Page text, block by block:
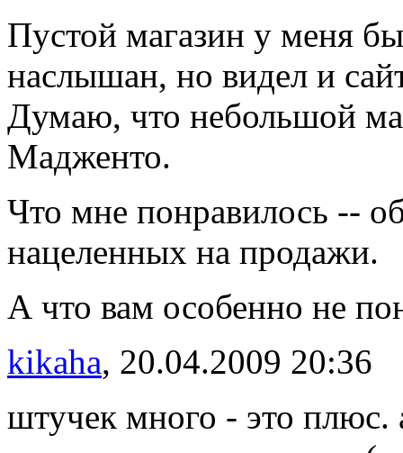
Пустой магазин у меня
наслышан, но видел и
Думаю, что небольшой
Мадженто.
Что мне понравилось --
нацеленных на продажи.
А что вам особенно не
kikaha, 20.04.2009 20:36
штучек много - это плюс.